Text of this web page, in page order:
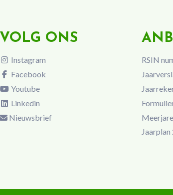
VOLG ONS
Instagram
Facebook
Youtube
Linkedin
Nieuwsbrief
RSIN
Jaarplan